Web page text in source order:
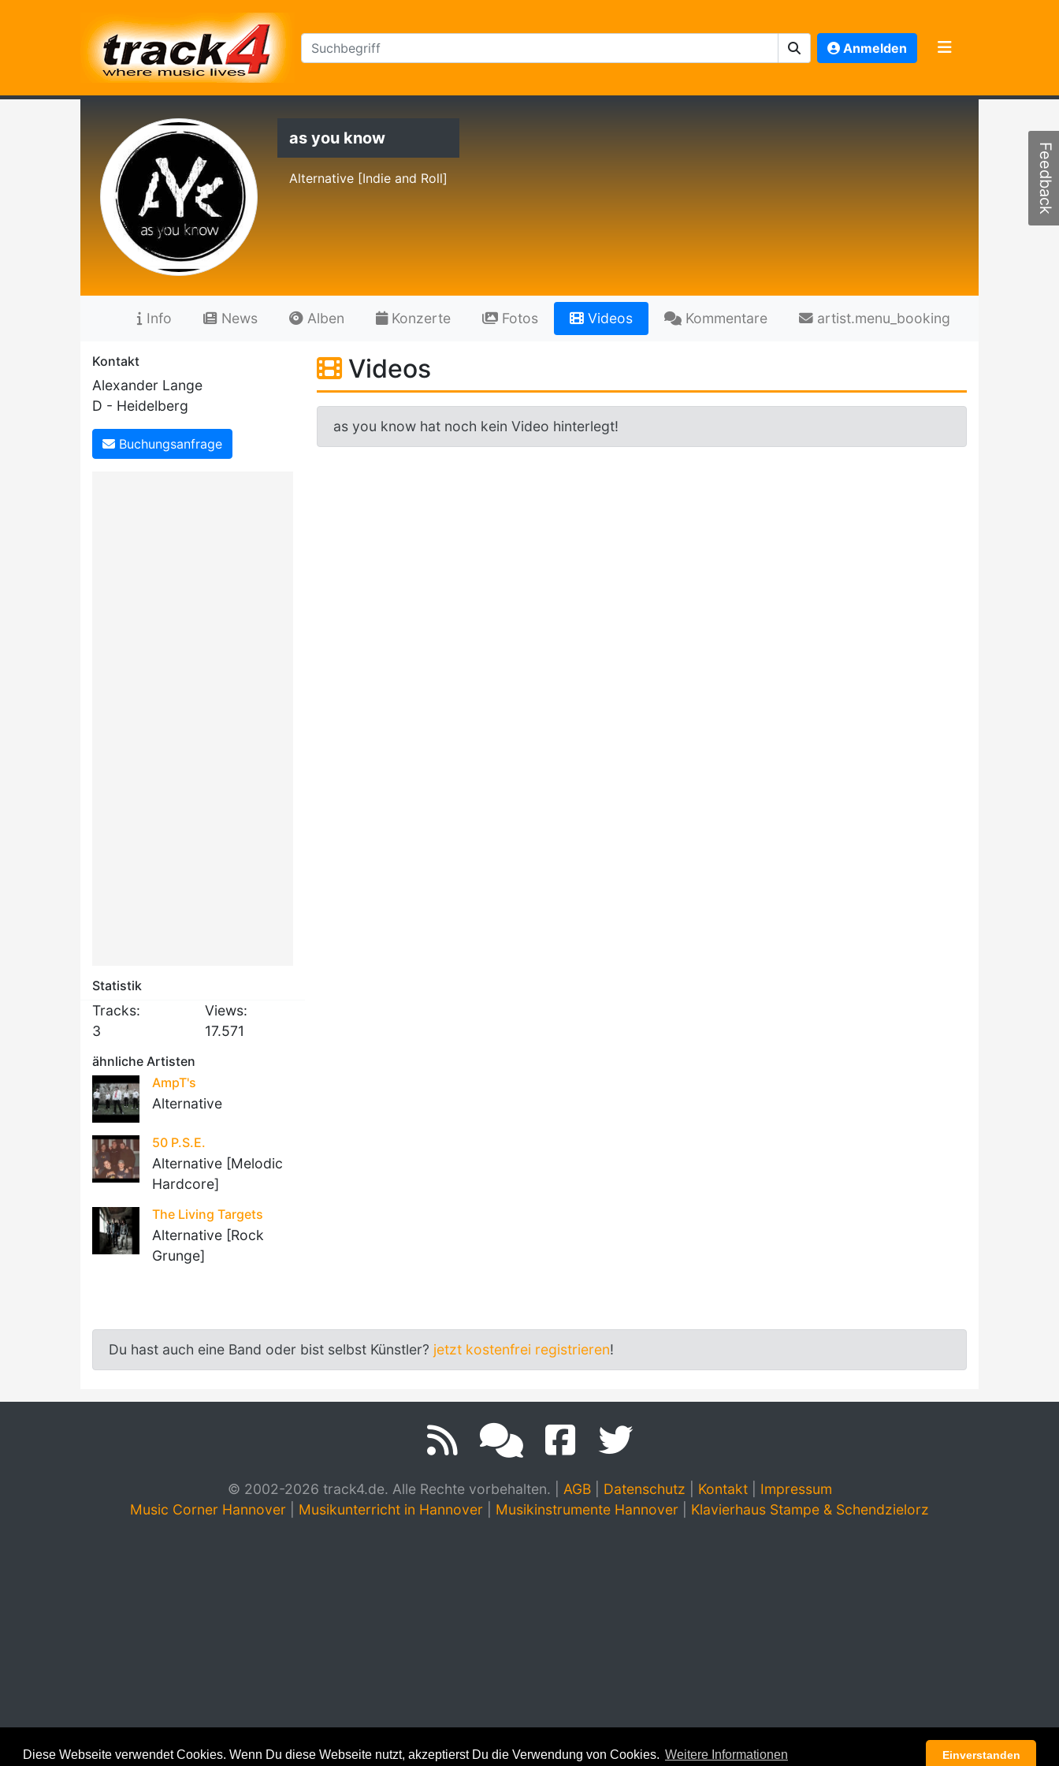
Diese Webseite verwendet Cookies. Wenn Du diese Webseite nutzt, akzeptierst Du die Verwendung von Cookies. Weitere Informationen Einverstanden
Anmelden
as you know
Alternative [Indie and Roll]
Info News Alben Konzerte Fotos Videos Kommentare artist.menu_booking
Kontakt
Alexander Lange
D - Heidelberg
Buchungsanfrage
Statistik
Tracks:
3
Views:
17.571
ähnliche Artisten
AmpT's
Alternative
50 P.S.E.
Alternative [Melodic
Hardcore]
The Living Targets
Alternative [Rock
Grunge]
Videos
as you know hat noch kein Video hinterlegt!
Du hast auch eine Band oder bist selbst Künstler? jetzt kostenfrei registrieren!
© 2002-2026 track4.de. Alle Rechte vorbehalten. AGB| Datenschutz Kontakt| Impressum
Music Corner Hannover
Musikunterricht in Hannover Musikinstrumente Hannover Klavierhaus Stampe & Schendzielorz
Feedback